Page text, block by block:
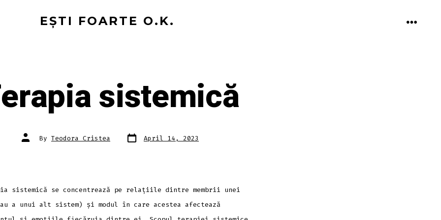
EȘTI FOARTE O.K.
sistemică
Post
author
By Teodora Cristea Post
date April 14, 2023
sistemică se concentrează pe relațiile dintre membrii unei
a unui alt sistem) și modul în care acestea afectează